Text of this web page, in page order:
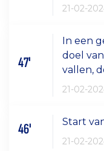
21-02-
47'
In een
doel
vallen,
21-02-
46' Start
21-02-